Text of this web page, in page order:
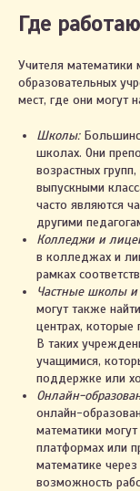
Где
Учителя математики
образовательных
мест, где они могут
Школы:
школах. Они
возрастных
выпускными
часто являются
другими
Колледжи и
в колледжах и
рамках
Частные школы
могут также
центрах, которые
В таких
учащимися,
поддержке или
Онлайн-
онлайн-
математики
платформах или
математике
возможность